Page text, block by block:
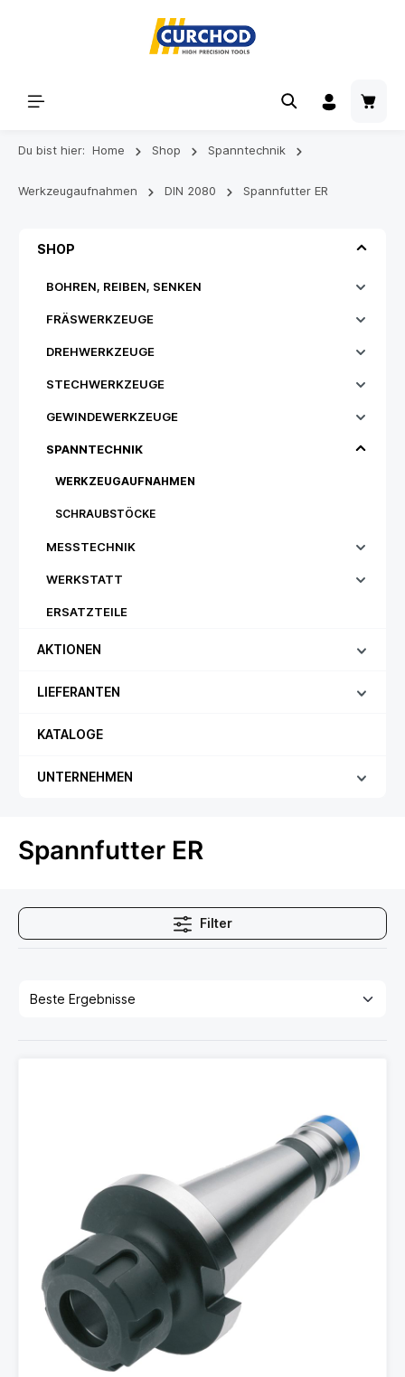
Du bist hier: Home Shop Spanntechnik
Werkzeugaufnahmen DIN 2080 Spannfutter ER
SHOP
BOHREN, REIBEN, SENKEN
FRÄSWERKZEUGE
DREHWERKZEUGE
STECHWERKZEUGE
GEWINDEWERKZEUGE
SPANNTECHNIK
WERKZEUGAUFNAHMEN
SCHRAUBSTÖCKE
MESSTECHNIK
WERKSTATT
ERSATZTEILE
AKTIONEN
LIEFERANTEN
KATALOGE
UNTERNEHMEN
Spannfutter ER
Filter